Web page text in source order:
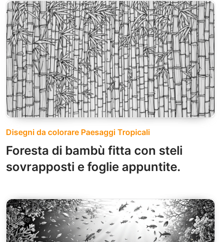
Disegni da colorare Paesaggi Tropicali
Foresta di bambù fitta con steli
sovrapposti e foglie appuntite.